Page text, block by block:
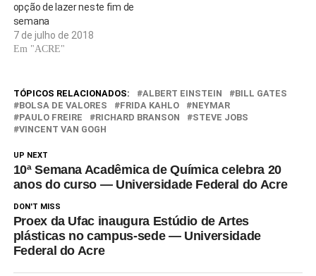
opção de lazer neste fim de
semana
7 de julho de 2018
Em "ACRE"
TÓPICOS RELACIONADOS: ALBERT EINSTEIN
BILL GATES
BOLSA DE VALORES
FRIDA KAHLO
NEYMAR
PAULO FREIRE
RICHARD BRANSON
STEVE JOBS
VINCENT VAN GOGH
UP NEXT
10ª Semana Acadêmica de Química celebra 20
anos do curso — Universidade Federal do Acre
DON'T MISS
Proex da Ufac inaugura Estúdio de Artes
plásticas no campus-sede — Universidade
Federal do Acre